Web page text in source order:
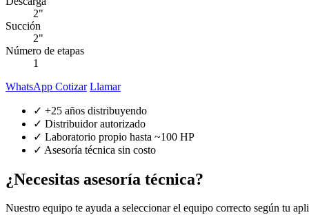
2"
Succión
2"
Número de etapas
1
WhatsApp Cotizar Llamar
✓ +25 años distribuyendo
✓ Distribuidor autorizado
✓ Laboratorio propio hasta ~100 HP
✓ Asesoría técnica sin costo
¿Necesitas asesoría técnica?
Nuestro equipo te ayuda a seleccionar el equipo correcto según tu